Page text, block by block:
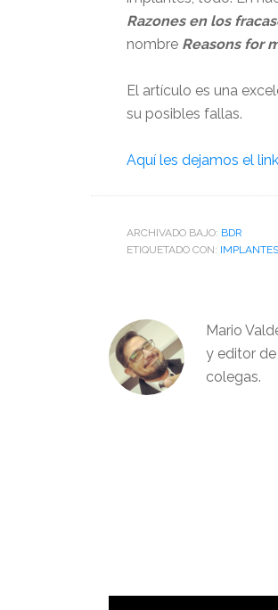
Razones en los
nombre Reasons for
El artículo es una
su posibles fallas.
Aquí les dejamos el
ARCHIVADO BAJO: BDR
ETIQUETADO CON: IMPLANTES
Mario
y editor
colegas.